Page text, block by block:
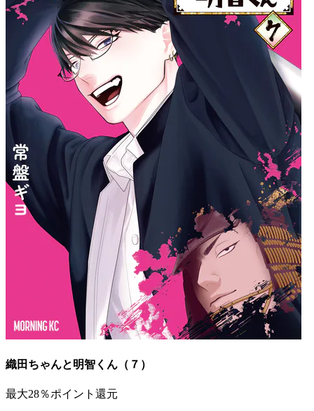
織田ちゃんと明智くん（７）
最大28％ポイント還元